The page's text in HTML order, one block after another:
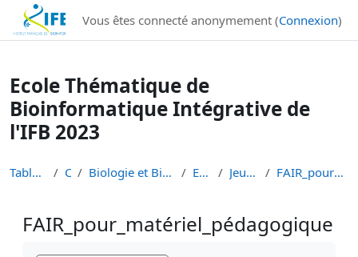
Institut Français de Bioinformatique - Les formations
Passer au contenu principalVous êtes connecté anonymement (Connexion)
Ecole Thématique de
Bioinformatique Intégrative de
l'IFB 2023
Tableau de bord Cours Biologie et Bioinformatique Intégratives ETBII 2023 Jeudi 19 Janvier FAIR_pour_matériel_pédagogique
FAIR_pour_matériel_pédagogique